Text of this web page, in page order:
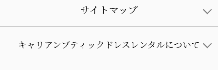
サイトマップ
キャリアンブティックドレスレンタルについて